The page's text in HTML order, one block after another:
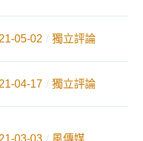
05-02 獨立評論
04-17 獨立評論
03-03 風傳媒